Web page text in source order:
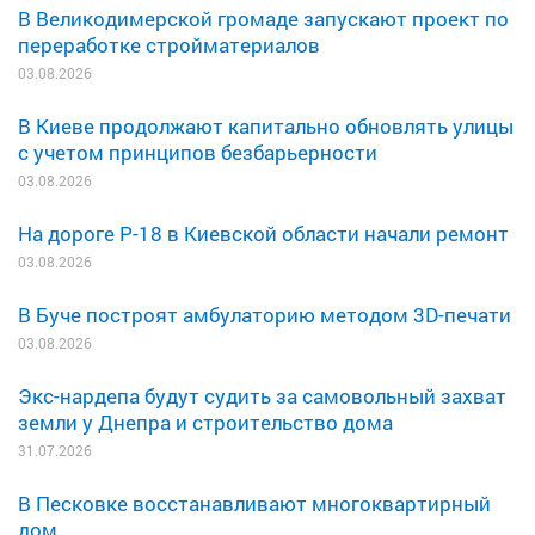
В Великодимерской громаде запускают проект по
переработке стройматериалов
03.08.2026
В Киеве продолжают капитально обновлять улицы
с учетом принципов безбарьерности
03.08.2026
На дороге Р-18 в Киевской области начали ремонт
03.08.2026
В Буче построят амбулаторию методом 3D-печати
03.08.2026
Экс-нардепа будут судить за самовольный захват
земли у Днепра и строительство дома
31.07.2026
В Песковке восстанавливают многоквартирный